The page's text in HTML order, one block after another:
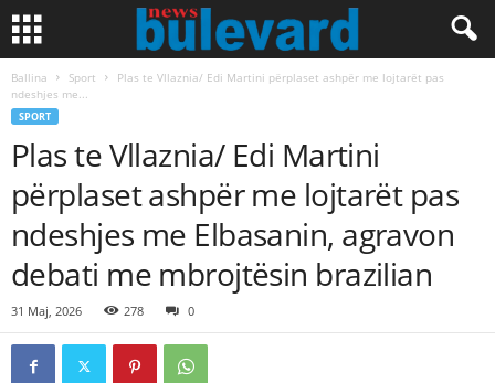
Ballina Sport
Plas te Vllaznia/ Edi Martini përplaset ashpër me lojtarët pas
ndeshjes me...
SPORT
Plas te Vllaznia/ Edi Martini
përplaset ashpër me lojtarët pas
ndeshjes me Elbasanin, agravon
debati me mbrojtësin brazilian
31 Maj, 2026 278 0